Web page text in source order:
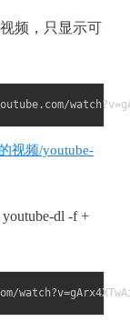
频，只显示可
dl -f +